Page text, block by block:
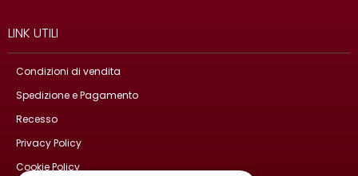
LINK UTILI
Condizioni di vendita
Spedizione e Pagamento
Recesso
Privacy Policy
Cookie Policy